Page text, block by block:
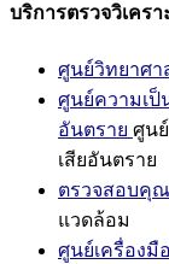
บริการตรวจวิเคร
ศูนย์วิทยาศา
ศูนย์ความเป็
อันตราย ศูน
เสียอันตราย
ตรวจสอบคุ
แวดล้อม
ศูนย์เครื่องมื